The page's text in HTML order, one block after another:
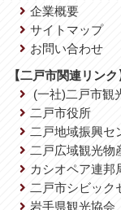
企業概要
サイトマップ
お問い合わせ
【二戸市関連リンク
(一社)二戸市
二戸市役所
二戸地域振興セ
二戸広域観光物
カシオペア連邦
二戸市シビック
岩手県観光協会